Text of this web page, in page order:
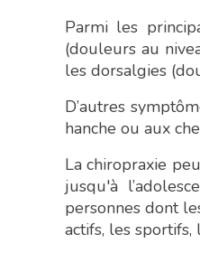
Parmi les
(douleurs au
les dorsalgies
D’autres
hanche ou aux
La chiropraxie
jusqu'à
personnes dont
actifs, les sportifs,